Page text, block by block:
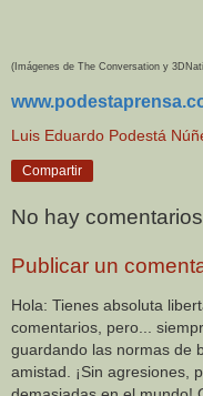
(Imágenes de The Conversation y
Luis Eduardo Podestá
Compartir
No hay
Publicar un
Hola: Tienes absoluta
comentarios, pero...
guardando las normas de
amistad. ¡Sin agresiones,